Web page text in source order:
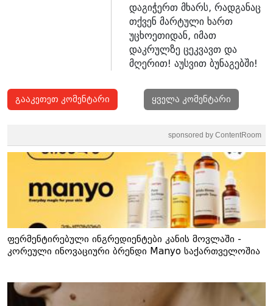
დაგიჭერთ მხარს, რადგანაც
თქვენ მარტული ხართ
უცხოეთიდან, იმათ
დაკრულზე ცეკვავთ და
მღერით! აუსვით ბუნაგებში!
გააკეთეთ კომენტარი ყველა კომენტარი
sponsored by ContentRoom
ფერმენტირებული ინგრედიენტები კანის მოვლაში -
კორეული ინოვაციური ბრენდი Manyo საქართველოშია